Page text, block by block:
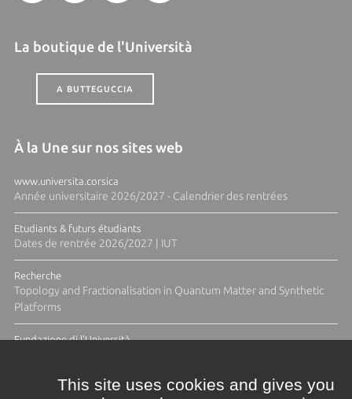
La boutique de l'Università
A BUTTEGUCCIA
À la Une sur nos sites web
www.universita.corsica
Année universitaire 2026/2027 - Calendrier des rentrées
Etudiants & futurs étudiants
Dates de rentrée 2026/2027 | IUT
Recherche
Topology and Fractionalisation in Quantum Matter and Synthetic
Platforms
Fundazione di l'Università
This site uses cookies and gives you